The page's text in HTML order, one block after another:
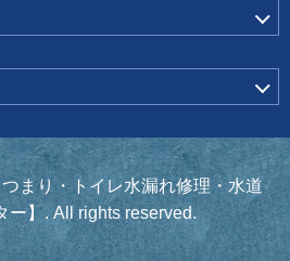
まり・トイレ水漏れ修理・水道
ー】. All rights reserved.